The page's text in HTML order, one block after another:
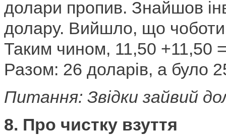
долари пропив. Знайшов
долару. Вийшло, що чоботи
Таким чином, 11,50 +11,50
Разом: 26 доларів, а було
Питання: Звідки зайвий
8. Про чистку взуття